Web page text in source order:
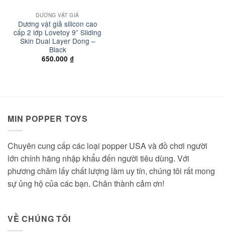
DƯƠNG VẬT GIẢ
Dương vật giả silicon cao
cấp 2 lớp Lovetoy 9” Sliding
Skin Dual Layer Dong –
Black
650.000 ₫
MIN POPPER TOYS
Chuyên cung cấp các loại popper USA và đồ chơi người
lớn chính hãng nhập khẩu đến người tiêu dùng. Với
phương châm lấy chất lượng làm uy tín, chúng tôi rất mong
sự ủng hộ của các bạn. Chân thành cảm ơn!
VỀ CHÚNG TÔI